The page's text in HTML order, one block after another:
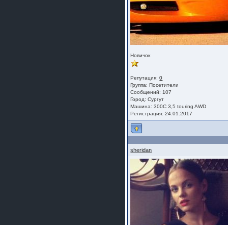
Новичок
Репутация:0
Группа:Посетители
Сообщений: 107
Город: Сургут
Машина: 300C 3,5 touring AWD
Регистрация: 24.01.2017
sheridan